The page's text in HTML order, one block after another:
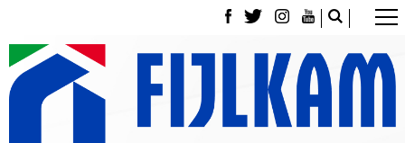
La Federazione
Tesseramento
Contatti
Norme e modulistica Affiliazioni e Tesseramenti